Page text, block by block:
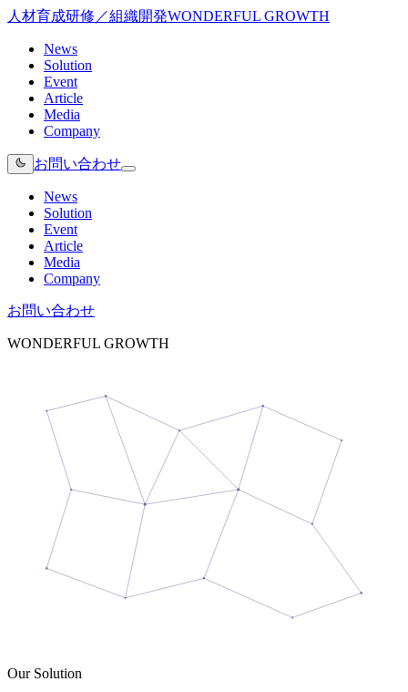
人材育成研修／組織開発WONDERFUL GROWTH
News
Solution
Event
Article
Media
Company
お問い合わせ
News
Solution
Event
Article
Media
Company
お問い合わせ
WONDERFUL GROWTH
Our Solution